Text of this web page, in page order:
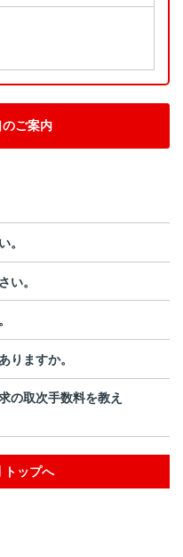
ご案内
。
い。
りますか。
の取次手数料を教え
トップへ